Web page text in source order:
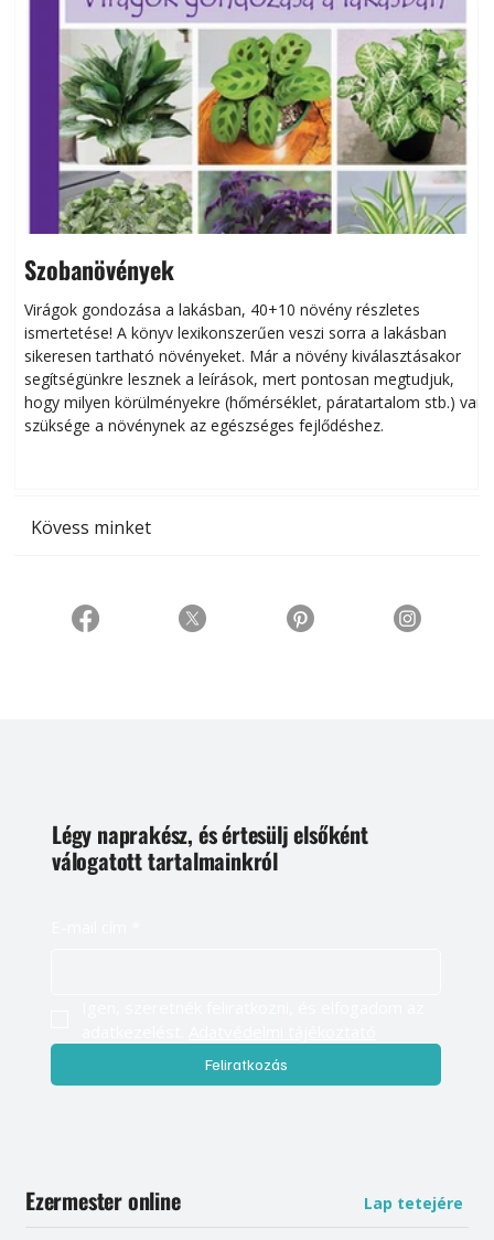
Szobanövények
Virágok gondozása a lakásban, 40+10 növény részletes
ismertetése! A könyv lexikonszerűen veszi sorra a lakásban
sikeresen tart­ha­tó növényeket. Már a növény kiválasztásakor
segítségünkre lesznek a leírások, mert pontosan megtudjuk,
hogy milyen körülményekre (hőmérséklet, páratartalom stb.) van
szüksége a növénynek az egészséges fejlődéshez.
Kövess minket
Légy naprakész, és értesülj elsőként
válogatott tartalmainkról
Feliratkozás
Ezermester online Lap tetejére